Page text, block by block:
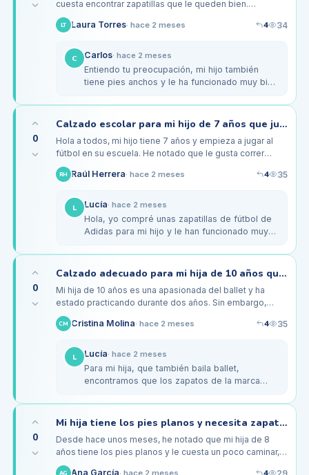
cuesta encontrar zapatillas que le queden bien.
Últimamente ha estado teniendo molestias al caminar,
especialmente después…
LT Laura Torres· hace 2 meses 4 34
C Carlos· hace 2 meses
Entiendo tu preocupación, mi hijo también
tiene pies anchos y le ha funcionado muy bien
varios modelos diseñados…
0
Calzado escolar para mi hijo de 7 años que juega fútbol: ¿alguna recomendación?
Hola a todos, mi hijo tiene 7 años y empieza a jugar al
fútbol en su escuela. He notado que le gusta correr
mucho y a veces se queja de que le duelen los pies al
final del día.…
RH Raúl Herrera· hace 2 meses 4 35
L Lucía· hace 2 meses
Hola, yo compré unas zapatillas de fútbol de
Adidas para mi hijo y le han funcionado muy
suela que agarra bien en…
0
Calzado adecuado para mi hija de 10 años que baila ballet: ¿qué elegir?
Mi hija de 10 años es una apasionada del ballet y ha
estado practicando durante dos años. Sin embargo,
hemos notado que después de las clases, a menudo se
queja de un dolor leve…
CM Cristina Molina· hace 2 meses 4 35
L Lucía· hace 2 meses
Para mi hija, que también baila ballet,
encontramos que los zapatos de la marca
flexibilidad y soporte. Lo que nos ayudó…
0
Mi hija tiene los pies planos y necesita zapatos cómodos para la escuela
Desde hace unos meses, he notado que mi hija de 8
años tiene los pies planos y le cuesta un poco caminar,
especialmente después de un día en el colegio. Se
AG Ana García· hace 2 meses 4 29